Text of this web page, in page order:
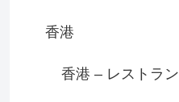
香港
香港 – レストラン